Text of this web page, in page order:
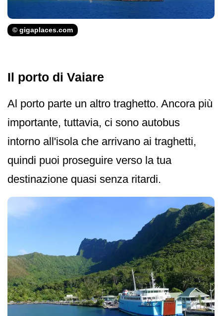
© gigaplaces.com
Il porto di Vaiare
Al porto parte un altro traghetto. Ancora più
importante, tuttavia, ci sono autobus
intorno all'isola che arrivano ai traghetti,
quindi puoi proseguire verso la tua
destinazione quasi senza ritardi.